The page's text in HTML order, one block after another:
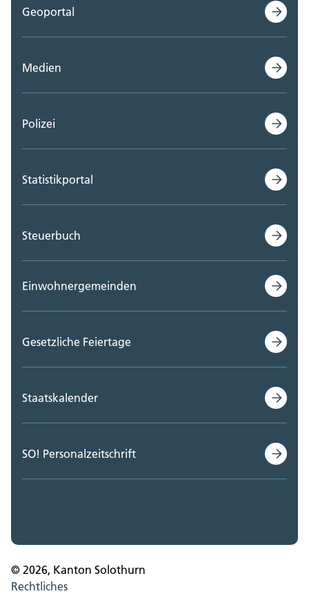
Geoportal
Medien
Polizei
Statistikportal
Steuerbuch
Einwohnergemeinden
Gesetzliche Feiertage
Staatskalender
SO! Personalzeitschrift
© 2026, Kanton Solothurn
Rechtliches